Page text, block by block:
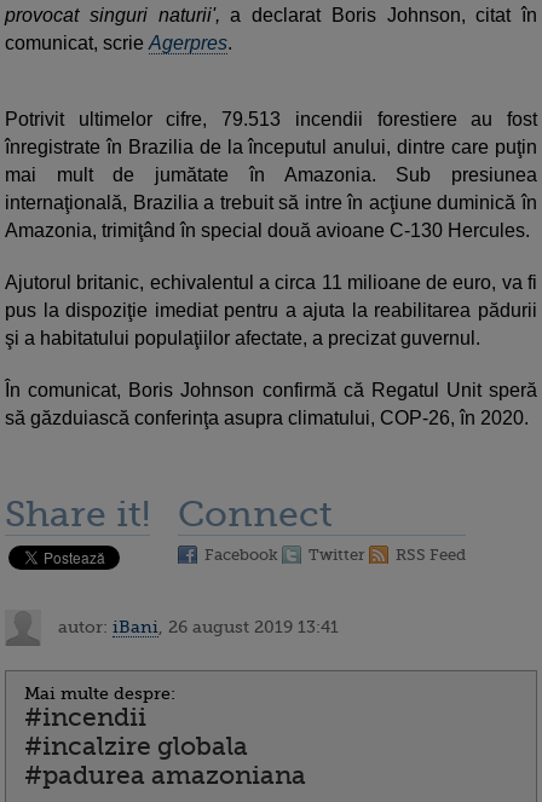
provocat singuri naturii',a declarat Boris Johnson, citat în
comunicat, scrie Agerpres.
Potrivit ultimelor cifre, 79.513 incendii forestiere au fost
înregistrate în Brazilia de la începutul anului, dintre care puţin
mai mult de jumătate în Amazonia. Sub presiunea
internaţională, Brazilia a trebuit să intre în acţiune duminică în
Amazonia, trimiţând în special două avioane C-130 Hercules.
Ajutorul britanic, echivalentul a circa 11 milioane de euro, va fi
pus la dispoziţie imediat pentru a ajuta la reabilitarea pădurii
şi a habitatului populaţiilor afectate, a precizat guvernul.
În comunicat, Boris Johnson confirmă că Regatul Unit speră
să găzduiască conferinţa asupra climatului, COP-26, în 2020.
Share it! Connect
Facebook Twitter RSS Feed
autor: iBani , 26 august 2019 13:41
Mai multe despre:
#incendii
#incalzire globala
#padurea amazoniana